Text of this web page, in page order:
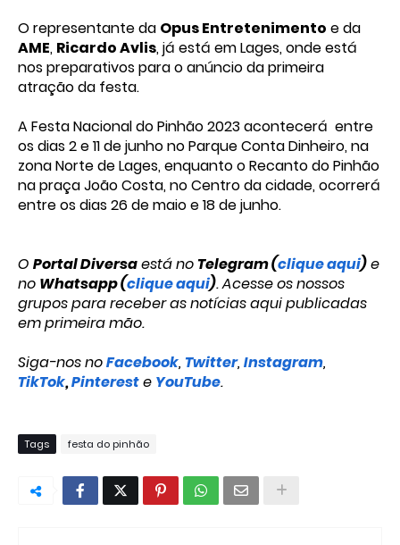
O representante da Opus Entretenimento e da
AME, Ricardo Avlis, já está em Lages, onde está
nos preparativos para o anúncio da primeira
atração da festa.
A Festa Nacional do Pinhão 2023 acontecerá entre
os dias 2 e 11 de junho no Parque Conta Dinheiro, na
zona Norte de Lages, enquanto o Recanto do Pinhão
na praça João Costa, no Centro da cidade, ocorrerá
entre os dias 26 de maio e 18 de junho.
O Portal Diversaestá no Telegram (clique aqui)e
no Whatsapp (clique aqui). Acesse os nossos
grupos para receber as notícias aqui publicadas
em primeira mão.
Siga-nos noFacebook, Twitter, Instagram,
TikTok,Pintereste YouTube.
Tags festa do pinhão